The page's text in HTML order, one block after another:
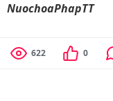
NuochoaPhapTT
622 0